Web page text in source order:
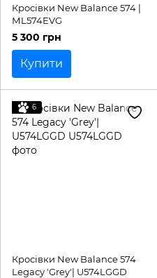
Кросівки New Balance 574 |
МL574EVG
5 300 грн
Купити
6
Кросівки New Balance 574
Legacy 'Grey'| U574LGGD